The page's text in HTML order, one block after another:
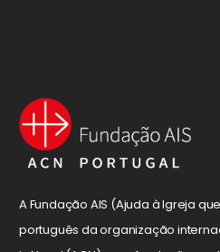
A Fundação AIS (Ajuda à Igreja
português da organização